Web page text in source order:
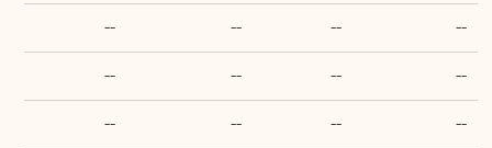
--
--
--
--
--
--
--
--
--
--
--
--